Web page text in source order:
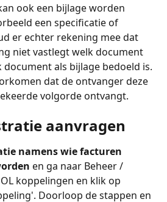
ook een bijlage worden
een specificatie of
er echter rekening mee dat
niet vastlegt welk document
als bijlage bedoeld is.
dat de ontvanger deze
volgorde ontvangt.
aanvragen
namens wie facturen
en ga naar Beheer /
koppelingen en klik op
Doorloop de stappen en